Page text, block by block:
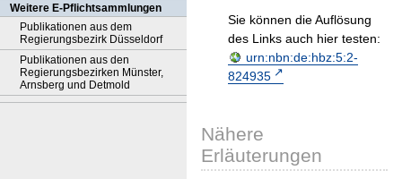
Weitere E-Pflichtsammlungen
Publikationen aus dem
Regierungsbezirk Düsseldorf
Publikationen aus den
Regierungsbezirken Münster,
Arnsberg und Detmold
Sie können die Auflösung
des Links auch hier testen:
urn:nbn:de:hbz:5:2-
824935
Nähere
Erläuterungen